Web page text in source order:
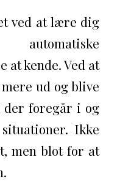
ved at lære dig
at kende. Ved at
ud og blive
der foregår i og
Ikke
men blot for at